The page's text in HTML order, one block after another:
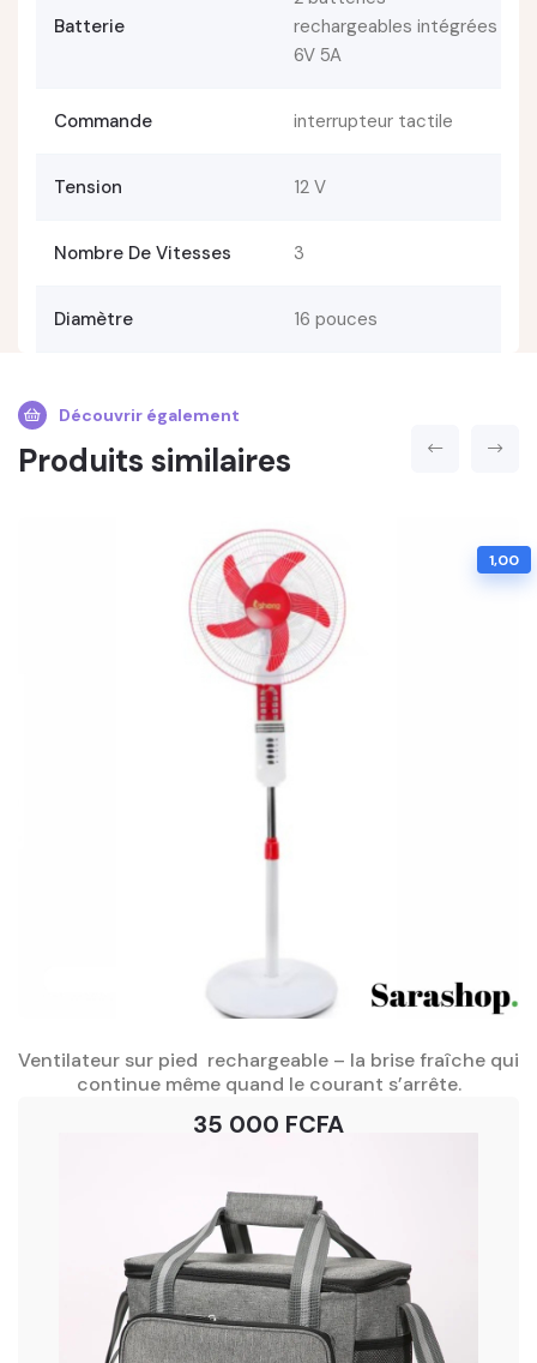
Batterie
rechargeables intégrées
6V 5A
Commande interrupteur tactile
Tension 12 V
Nombre De Vitesses 3
Diamètre 16 pouces
Découvrir également
Produits similaires
1,00
Ventilateur sur pied rechargeable – la brise fraîche qui
continue même quand le courant s’arrête.
35 000 FCFA